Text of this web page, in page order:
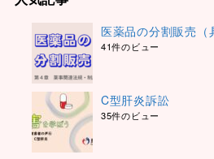
医薬品の分割販売（
41件のビュー
C型肝炎訴訟
35件のビュー